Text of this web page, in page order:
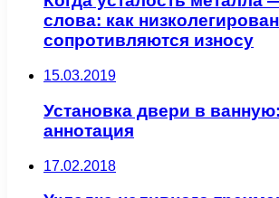
слова: как
сопротивляются износу
15.03.2019
Установка двери в
аннотация
17.02.2018